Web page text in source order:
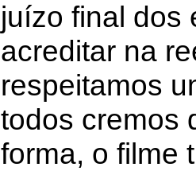
juízo final dos
acreditar na
respeitamos
todos cremos
forma, o filme